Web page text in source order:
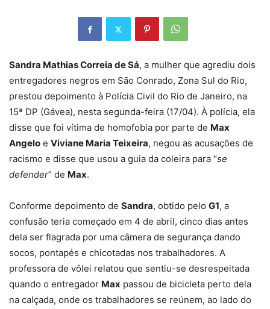
Sandra Mathias Correia de Sá, a mulher que agrediu dois
entregadores negros em São Conrado, Zona Sul do Rio,
prestou depoimento à Polícia Civil do Rio de Janeiro, na
15ª DP (Gávea), nesta segunda-feira (17/04). À polícia, ela
disse que foi vítima de homofobia por parte de Max
Angelo e Viviane Maria Teixeira, negou as acusações de
racismo e disse que usou a guia da coleira para “se
defender” de Max.
Conforme depoimento de Sandra, obtido pelo G1, a
confusão teria começado em 4 de abril, cinco dias antes
dela ser flagrada por uma câmera de segurança dando
socos, pontapés e chicotadas nos trabalhadores. A
professora de vôlei relatou que sentiu-se desrespeitada
quando o entregador Max passou de bicicleta perto dela
na calçada, onde os trabalhadores se reúnem, ao lado do